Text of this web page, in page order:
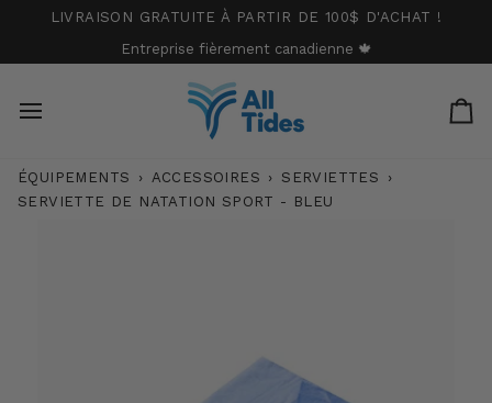
LIVRAISON GRATUITE À PARTIR DE 100$ D'ACHAT !
Entreprise fièrement canadienne 🍁
ÉQUIPEMENTS › ACCESSOIRES › SERVIETTES
›
SERVIETTE DE NATATION SPORT - BLEU